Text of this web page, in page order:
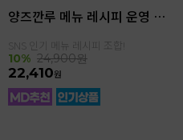
양즈깐루 메뉴 레시피 운영 세트
SNS 인기 메뉴 레시피 조합!
10% 24,900원
22,410원